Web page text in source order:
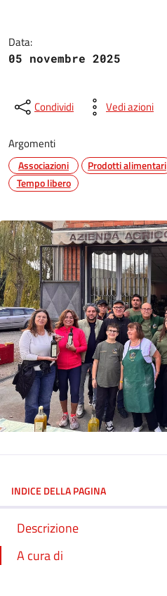
Data:
05 novembre 2025
Condividi Vedi azioni
Argomenti
Associazioni Prodotti alimentari
Tempo libero
INDICE DELLA PAGINA
Descrizione
A cura di